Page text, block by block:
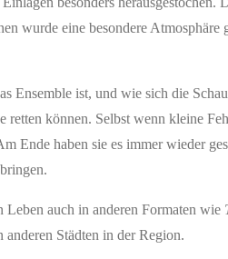
wurde eine besondere Atmosphäre
Ensemble ist, und wie sich die
können. Selbst wenn kleine
Ende haben sie es immer wieder
auch in anderen Formaten wie
Städten in der Region.